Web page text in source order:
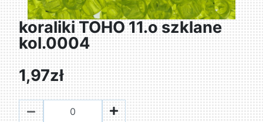
koraliki TOHO 11.o szklane
kol.0004
1,97zł